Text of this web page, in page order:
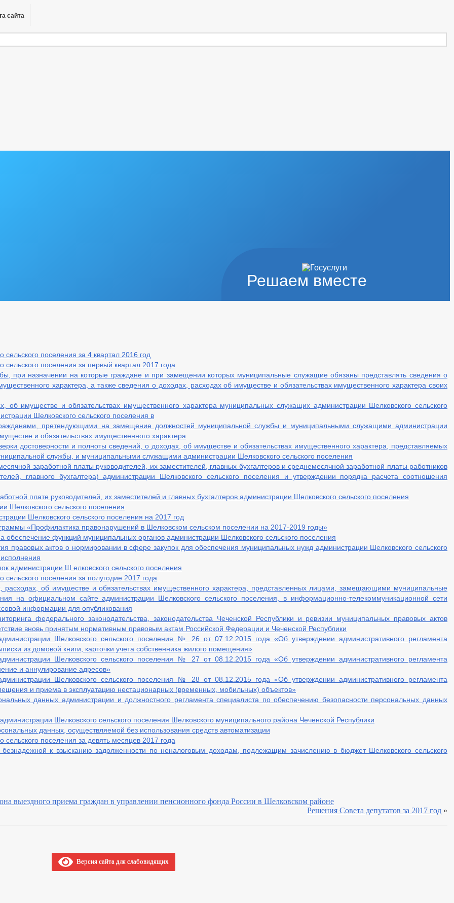
сайта
о целевом обучении
ОМСУ
в сети «Интернет»
характера
(мэрии)
службу
должностей муниципальной службы
в бюджет И-КСП
нормирования в сфере закупок
Решаем вместе
поселения за 4 квартал 2016 год
поселения за первый квартал 2017 года
при назначении на которые граждане и при замещении которых муниципальные служащие обязаны представлять сведения о
характера, а также сведения о доходах, расходах об имуществе и обязательствах имущественного характера своих
имуществе и обязательствах имущественного характера муниципальных служащих администрации Шелковского сельского
Шелковского сельского поселения в
претендующими на замещение должностей муниципальной службы и муниципальными служащими администрации
и обязательствах имущественного характера
достоверности и полноты сведений, о доходах, об имуществе и обязательствах имущественного характера, представляемых
службы, и муниципальными служащими администрации Шелковского сельского поселения
заработной платы руководителей, их заместителей, главных бухгалтеров и среднемесячной заработной платы работников
главного бухгалтера) администрации Шелковского сельского поселения и утверждении порядка расчета соотношения
плате руководителей, их заместителей и главных бухгалтеров администрации Шелковского сельского поселения
Шелковского сельского поселения
Шелковского сельского поселения на 2017 год
«Профилактика правонарушений в Шелковском сельском поселении на 2017-2019 годы»
функций муниципальных органов администрации Шелковского сельского поселения
правовых актов о нормировании в сфере закупок для обеспечения муниципальных нужд администрации Шелковского сельского
администрации Ш елковского сельского поселения
поселения за полугодие 2017 года
об имуществе и обязательствах имущественного характера, представленных лицами, замещающими муниципальные
на официальном сайте администрации Шелковского сельского поселения, в информационно-телекоммуникационной сети
информации для опубликования
федерального законодательства, законодательства Чеченской Республики и ревизии муниципальных правовых актов
вновь принятым нормативным правовым актам Российской Федерации и Чеченской Республики
Шелковского сельского поселения № 26 от 07.12.2015 года «Об утверждении административного регламента
из домовой книги, карточки учета собственника жилого помещения»
Шелковского сельского поселения № 27 от 08.12.2015 года «Об утверждении административного регламента
и аннулирование адресов»
Шелковского сельского поселения № 28 от 08.12.2015 года «Об утверждении административного регламента
и приема в эксплуатацию нестационарных (временных, мобильных) объектов»
данных администрации и должностного регламента специалиста по обеспечению безопасности персональных данных
Шелковского сельского поселения Шелковского муниципального района Чеченской Республики
данных, осуществляемой без использования средств автоматизации
поселения за девять месяцев 2017 года
к взысканию задолженности по неналоговым доходам, подлежащим зачислению в бюджет Шелковского сельского
приема граждан в управлении пенсионного фонда России в Шелковском районе
Решения Совета депутатов за 2017 год »
Версия сайта для слабовидящих